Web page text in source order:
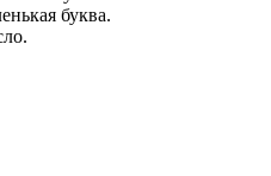
буква.